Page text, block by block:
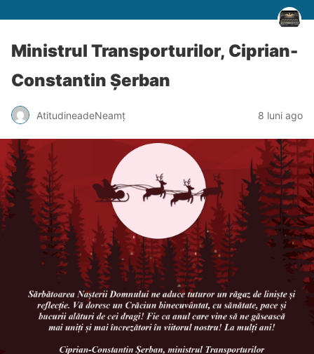
Ministrul Transporturilor, Ciprian-
Constantin Șerban
AtitudineadeNeamț 8 luni ago